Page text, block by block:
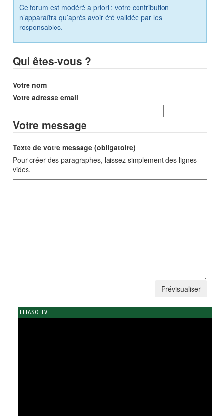
Ce forum est modéré a priori : votre contribution
n’apparaîtra qu’après avoir été validée par les
responsables.
Qui êtes-vous ?
Votre nom
Votre adresse email
Votre message
Texte de votre message (obligatoire)
Pour créer des paragraphes, laissez simplement des lignes
vides.
LEFASO TV